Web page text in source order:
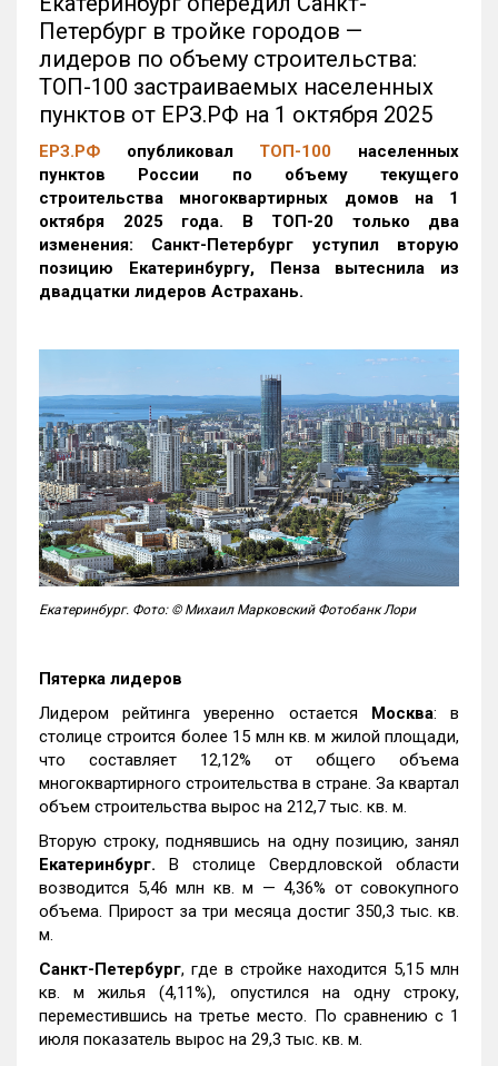
Петербург в тройке городов —
лидеров по объему строительства:
ТОП-100 застраиваемых населенных
пунктов от ЕРЗ.РФ на 1 октября 2025
ЕРЗ.РФ опубликовал ТОП-100 населенных
пунктов России по объему текущего
строительства многоквартирных домов на 1
октября 2025 года. В ТОП-20 только два
изменения: Санкт-Петербург уступил вторую
позицию Екатеринбургу, Пенза вытеснила из
двадцатки лидеров Астрахань.
Екатеринбург. Фото: © Михаил Марковский Фотобанк Лори
Пятерка лидеров
Лидером рейтинга уверенно остается Москва: в
столице строится более 15 млн кв. м жилой площади,
что составляет 12,12% от общего объема
многоквартирного строительства в стране. За квартал
объем строительства вырос на 212,7 тыс. кв. м.
Вторую строку, поднявшись на одну позицию, занял
Екатеринбург. В столице Свердловской области
возводится 5,46 млн кв. м — 4,36% от совокупного
объема. Прирост за три месяца достиг 350,3 тыс. кв.
м.
Санкт-Петербург, где в стройке находится 5,15 млн
кв. м жилья (4,11%), опустился на одну строку,
переместившись на третье место. По сравнению с 1
июля показатель вырос на 29,3 тыс. кв. м.